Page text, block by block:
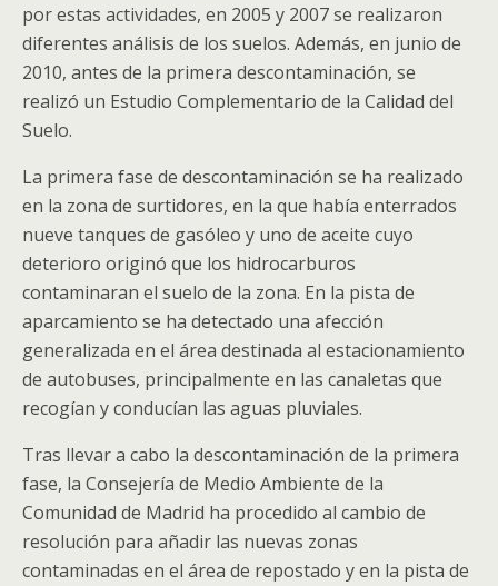
por estas actividades, en 2005 y 2007 se realizaron
diferentes análisis de los suelos. Además, en junio de
2010, antes de la primera descontaminación, se
realizó un Estudio Complementario de la Calidad del
Suelo.
La primera fase de descontaminación se ha realizado
en la zona de surtidores, en la que había enterrados
nueve tanques de gasóleo y uno de aceite cuyo
deterioro originó que los hidrocarburos
contaminaran el suelo de la zona. En la pista de
aparcamiento se ha detectado una afección
generalizada en el área destinada al estacionamiento
de autobuses, principalmente en las canaletas que
recogían y conducían las aguas pluviales.
Tras llevar a cabo la descontaminación de la primera
fase, la Consejería de Medio Ambiente de la
Comunidad de Madrid ha procedido al cambio de
resolución para añadir las nuevas zonas
contaminadas en el área de repostado y en la pista de